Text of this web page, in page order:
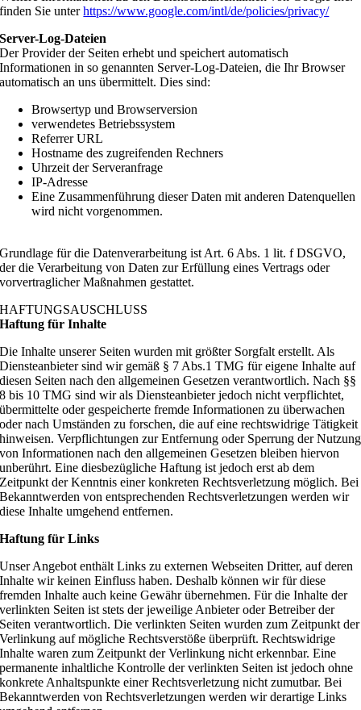
finden Sie unterhttps://www.google.com/intl/de/policies/privacy/
Server-Log-Dateien
Der Provider der Seiten erhebt und speichert automatisch
Informationen in so genannten Server-Log-Dateien, die Ihr Browser
automatisch an uns übermittelt. Dies sind:
Browsertyp und Browserversion
verwendetes Betriebssystem
Referrer URL
Hostname des zugreifenden Rechners
Uhrzeit der Serveranfrage
IP-Adresse
Eine Zusammenführung dieser Daten mit anderen Datenquellen
wird nicht vorgenommen.
Grundlage für die Datenverarbeitung ist Art. 6 Abs. 1 lit. f DSGVO,
der die Verarbeitung von Daten zur Erfüllung eines Vertrags oder
vorvertraglicher Maßnahmen gestattet.
HAFTUNGSAUSCHLUSS
Haftung für Inhalte
Die Inhalte unserer Seiten wurden mit größter Sorgfalt erstellt. Als
Diensteanbieter sind wir gemäß § 7 Abs.1 TMG für eigene Inhalte auf
diesen Seiten nach den allgemeinen Gesetzen verantwortlich. Nach §§
8 bis 10 TMG sind wir als Diensteanbieter jedoch nicht verpflichtet,
übermittelte oder gespeicherte fremde Informationen zu überwachen
oder nach Umständen zu forschen, die auf eine rechtswidrige Tätigkeit
hinweisen. Verpflichtungen zur Entfernung oder Sperrung der Nutzung
von Informationen nach den allgemeinen Gesetzen bleiben hiervon
unberührt. Eine diesbezügliche Haftung ist jedoch erst ab dem
Zeitpunkt der Kenntnis einer konkreten Rechtsverletzung möglich. Bei
Bekanntwerden von entsprechenden Rechtsverletzungen werden wir
diese Inhalte umgehend entfernen.
Haftung für Links
Unser Angebot enthält Links zu externen Webseiten Dritter, auf deren
Inhalte wir keinen Einfluss haben. Deshalb können wir für diese
fremden Inhalte auch keine Gewähr übernehmen. Für die Inhalte der
verlinkten Seiten ist stets der jeweilige Anbieter oder Betreiber der
Seiten verantwortlich. Die verlinkten Seiten wurden zum Zeitpunkt der
Verlinkung auf mögliche Rechtsverstöße überprüft. Rechtswidrige
Inhalte waren zum Zeitpunkt der Verlinkung nicht erkennbar. Eine
permanente inhaltliche Kontrolle der verlinkten Seiten ist jedoch ohne
konkrete Anhaltspunkte einer Rechtsverletzung nicht zumutbar. Bei
Bekanntwerden von Rechtsverletzungen werden wir derartige Links